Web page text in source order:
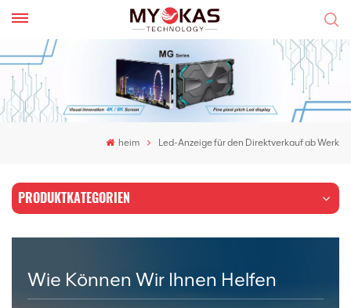
heim Led-Anzeige für den Direktverkauf ab Werk
PRODUKTKATEGORIEN
Wie Können Wir Ihnen Helfen